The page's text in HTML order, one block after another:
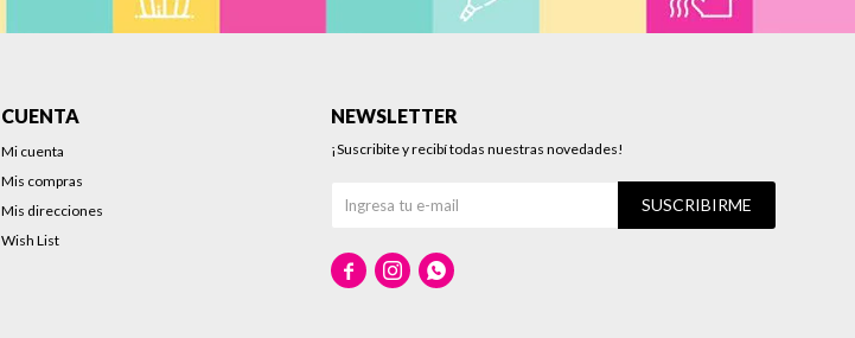
CUENTA
Mi cuenta
Mis compras
Mis direcciones
Wish List
NEWSLETTER
¡Suscribite y recibí todas nuestras novedades!
SUSCRIBIRME
  